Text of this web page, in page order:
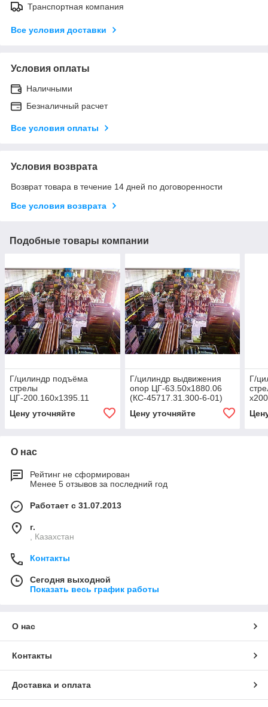
Транспортная компания
Все условия доставки
Условия оплаты
Наличными
Безналичный расчет
Все условия оплаты
Условия возврата
Возврат товара в течение 14 дней по договоренности
Все условия возврата
Подобные товары компании
Г/цилиндр подъёма
стрелы
ЦГ-200.160х1395.11
(Ц51.000, КС-4572.63.400-
01-1)Г/цилиндр подъёма
Цену уточняйте
Г/цилиндр выдвижения
опор ЦГ-63.50х1880.06
(КС-45717.31.300-6-01)
Цену уточняйте
Г/
О нас
Рейтинг не сформирован
Менее 5 отзывов за последний год
Работает с 31.07.2013
г.
, Казахстан
Контакты
Сегодня выходной
Показать весь график работы
О нас
Контакты
Доставка и оплата